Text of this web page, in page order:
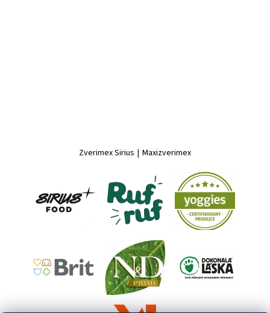
Zverimex Sirius | Maxizverimex